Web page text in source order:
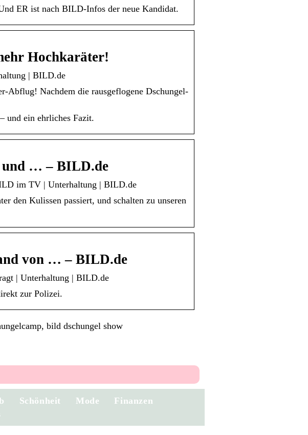
ER ist nach BILD-Infos der neue Kandidat.
Hochkaräter!
| BILD.de
Abflug! Nachdem die rausgeflogene Dschungel-
und ein ehrliches Fazit.
und … – BILD.de
im TV | Unterhaltung | BILD.de
den Kulissen passiert, und schalten zu unseren
von … – BILD.de
| Unterhaltung | BILD.de
zur Polizei.
bild dschungel show
Schönheit Mode
Finanzen